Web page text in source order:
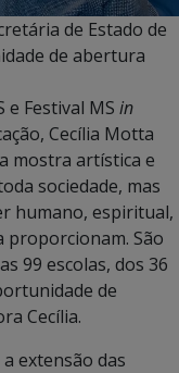
de Estado de
de abertura
Festival MS in
Cecília Motta
mostra artística e
sociedade, mas
humano, espiritual,
proporcionam. São
99 escolas, dos 36
de
Cecília.
extensão das